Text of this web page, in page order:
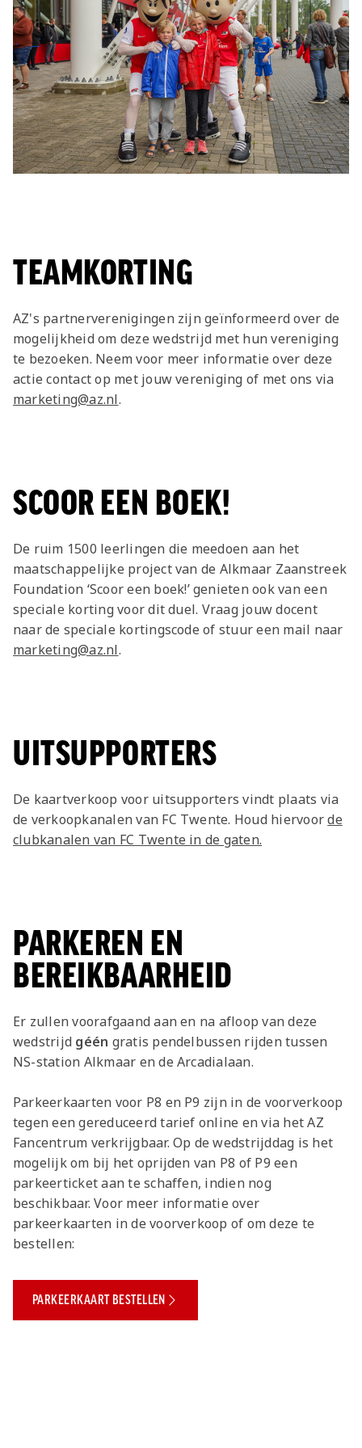
TEAMKORTING
AZ's partnerverenigingen zijn geïnformeerd over de
mogelijkheid om deze wedstrijd met hun vereniging
te bezoeken. Neem voor meer informatie over deze
actie contact op met jouw vereniging of met ons via
marketing@az.nl.
SCOOR EEN BOEK!
De ruim 1500 leerlingen die meedoen aan het
maatschappelijke project van de Alkmaar Zaanstreek
Foundation ‘Scoor een boek!’ genieten ook van een
speciale korting voor dit duel. Vraag jouw docent
naar de speciale kortingscode of stuur een mail naar
marketing@az.nl.
UITSUPPORTERS
De kaartverkoop voor uitsupporters vindt plaats via
de verkoopkanalen van FC Twente. Houd hiervoorde
clubkanalen van FC Twente in de gaten.
PARKEREN EN
BEREIKBAARHEID
Er zullen voorafgaand aan en na afloop van deze
wedstrijd géén gratis pendelbussen rijden tussen
NS-station Alkmaar en de Arcadialaan.
Parkeerkaarten voor P8 en P9 zijn in de voorverkoop
tegen een gereduceerd tarief online en via het AZ
Fancentrum verkrijgbaar. Op de wedstrijddag is het
mogelijk om bij het oprijden van P8 of P9 een
parkeerticket aan te schaffen, indien nog
beschikbaar. Voor meer informatie over
parkeerkaarten in de voorverkoop of om deze te
bestellen:
PARKEERKAART BESTELLEN